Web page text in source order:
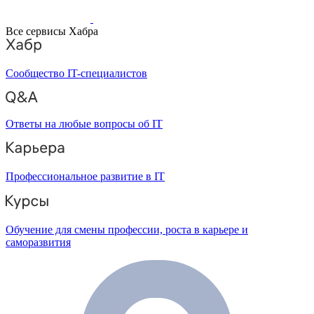
Все сервисы Хабра
Сообщество IT-специалистов
Ответы на любые вопросы об IT
Профессиональное развитие в IT
Обучение для смены профессии, роста в карьере и
саморазвития